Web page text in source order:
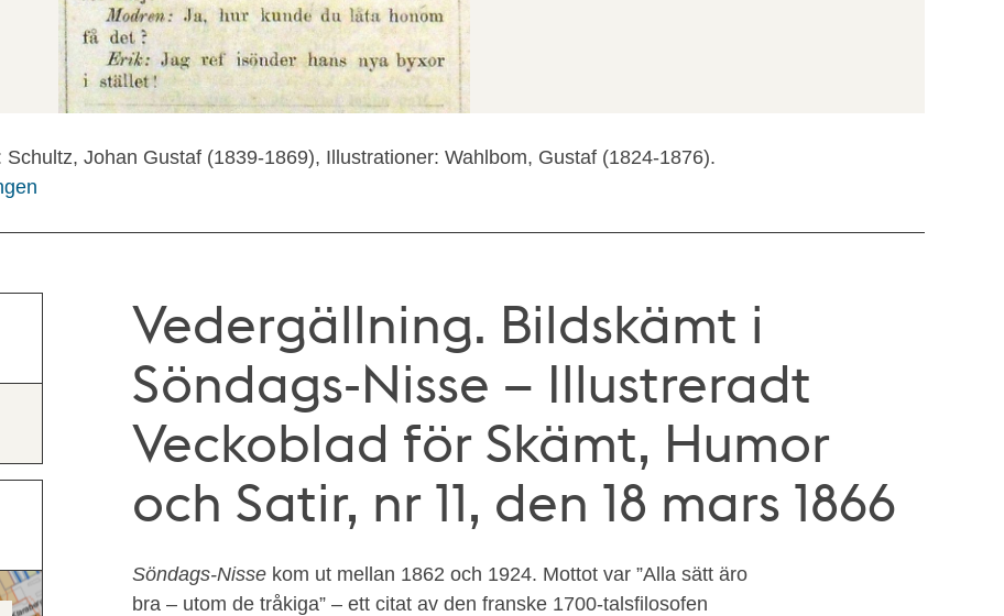
Schultz, Johan Gustaf (1839-1869), Illustrationer: Wahlbom, Gustaf (1824-1876).
Vedergällning. Bildskämt i
Söndags-Nisse – Illustreradt
Veckoblad för Skämt, Humor
och Satir, nr 11, den 18 mars 1866
Söndags-Nisse kom ut mellan 1862 och 1924. Mottot var ”Alla sätt äro
bra – utom de tråkiga” – ett citat av den franske 1700-talsfilosofen